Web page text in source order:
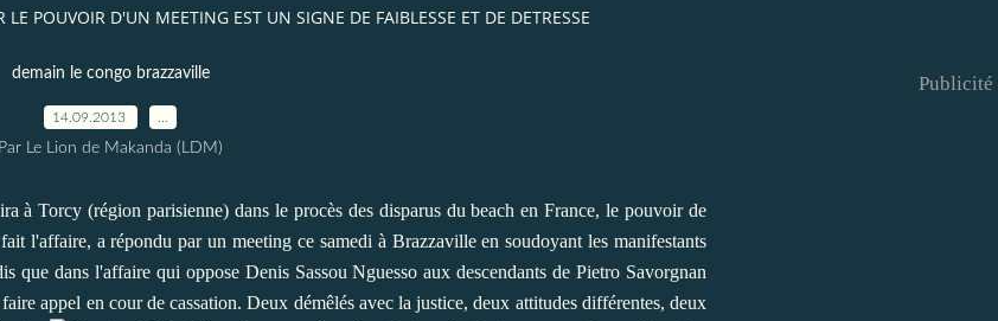
POUVOIR D'UN MEETING EST UN SIGNE DE FAIBLESSE ET DE DETRESSE
demain le congo brazzaville
14.09.2013
Par Le Lion de Makanda (LDM)
à Torcy (région parisienne) dans le procès des disparus du beach en France, le pouvoir de
l'affaire, a répondu par un meeting ce samedi à Brazzaville en soudoyant les manifestants
dans l'affaire qui oppose Denis Sassou Nguesso aux descendants de Pietro Savorgnan
appel en cour de cassation. Deux démêlés avec la justice, deux attitudes différentes, deux
Publicité